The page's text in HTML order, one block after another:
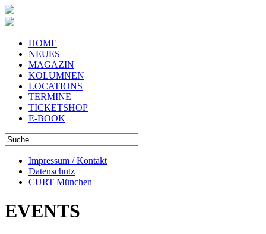
HOME
NEUES
MAGAZIN
KOLUMNEN
LOCATIONS
TERMINE
TICKETSHOP
E-BOOK
Impressum / Kontakt
Datenschutz
CURT München
EVENTS